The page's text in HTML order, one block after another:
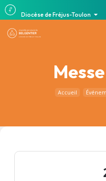
Diocèse de Fréjus-Toulon
Accueil